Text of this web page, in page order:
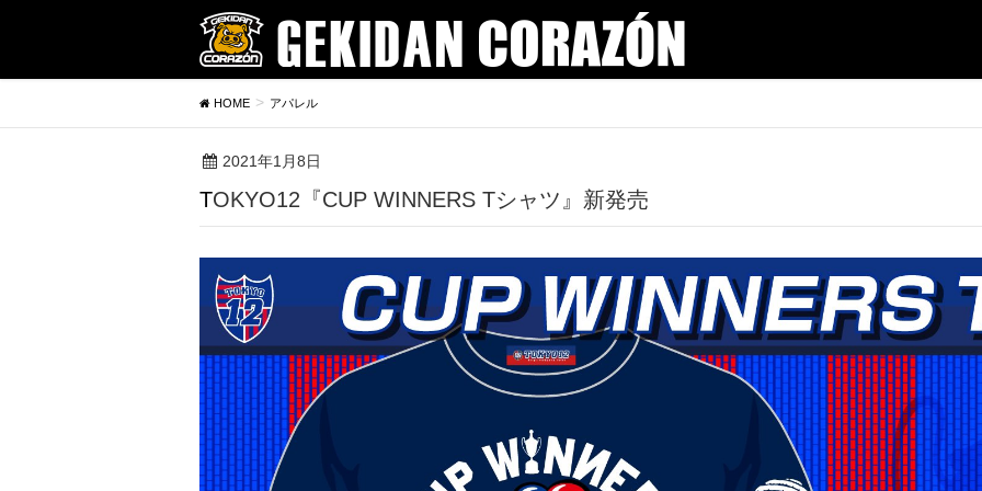
HOME アパレル
2021年1月8日
TOKYO12『CUP WINNERS Tシャツ』新発売